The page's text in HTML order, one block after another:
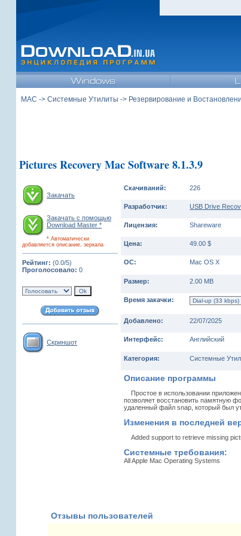
MAC -> Системные Утилиты -> Резервирование и
Pictures Recovery Mac Software 8.1.3.9
Закачать
Закачать с помощью
Download Master *
* Автоматически
добавляется описание, зеркала
Рейтинг: (0.0/5)
Проголосовало: 0
Скриншот
Скачиваний: 226
Разработчик: USB Drive
Лицензия: Shareware
Цена: 49.00 $
ОС: Mac OS X
Размер: 2.00 MB
Время закачки:
Добавлено: 22/07/2025
Интерфейс: Английский
Категория: Системные
Описание программы
Простое в использовании
позволяет восстановить памятную
удаленный файл snap, который был
Изменения в последней
Added support to retrieve missing
Системные требования:
All Apple Mac Operating Systems
Отзывы пользователей